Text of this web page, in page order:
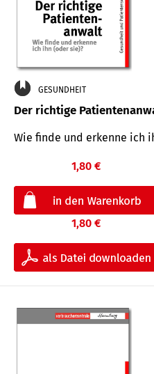
GESUNDHEIT
Der richtige
Wie finde und erkenne ich
1,80 €
1,80 €